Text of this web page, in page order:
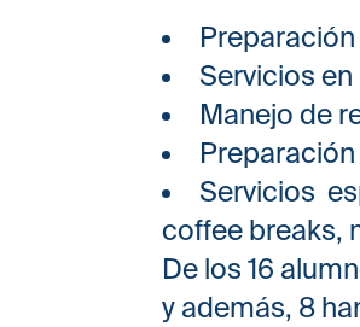
Servicios
Manejo de
Servicios
coffee breaks,
De los 16
y además, 8